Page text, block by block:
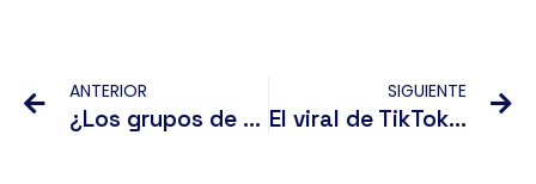
ANTERIOR
¿Los grupos de Facebook realmente funcionan?
SIGUIENTE
El viral de TikTok que desencadenó una reacción en marketing digital